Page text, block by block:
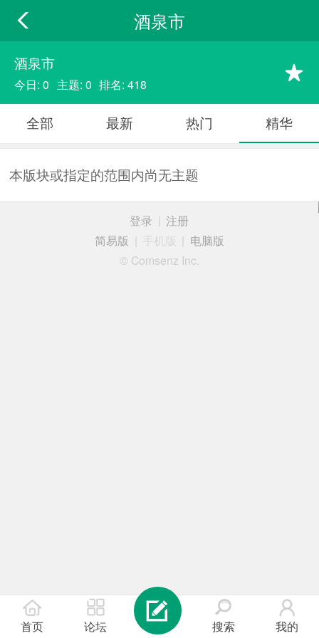
酒泉市
酒泉市
今日: 0 主题: 0 排名: 418
全部 最新 热门 精华
本版块或指定的范围内尚无主题
首页 论坛 搜索 我的
登录
注册
简易版
手机版
电脑版
© Comsenz Inc.